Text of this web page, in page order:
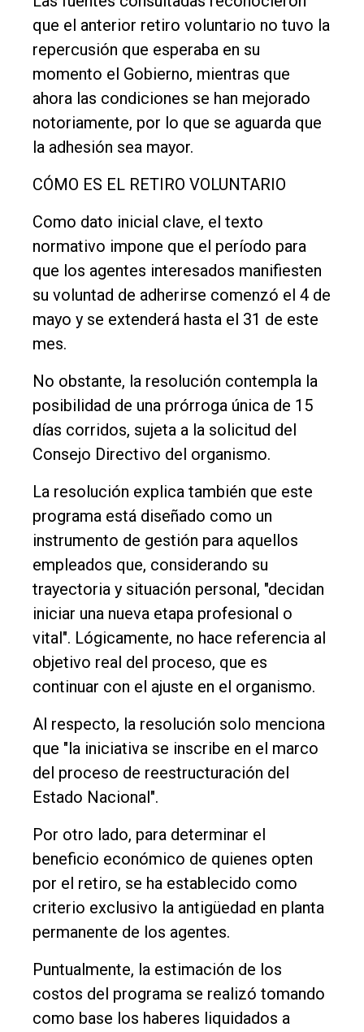
que el anterior retiro voluntario no tuvo la
repercusión que esperaba en su
momento el Gobierno, mientras que
ahora las condiciones se han mejorado
notoriamente, por lo que se aguarda que
la adhesión sea mayor.
CÓMO ES EL RETIRO VOLUNTARIO
Como dato inicial clave, el texto
normativo impone que el período para
que los agentes interesados manifiesten
su voluntad de adherirse comenzó el 4 de
mayo y se extenderá hasta el 31 de este
mes.
No obstante, la resolución contempla la
posibilidad de una prórroga única de 15
días corridos, sujeta a la solicitud del
Consejo Directivo del organismo.
La resolución explica también que este
programa está diseñado como un
instrumento de gestión para aquellos
empleados que, considerando su
trayectoria y situación personal, "decidan
iniciar una nueva etapa profesional o
vital". Lógicamente, no hace referencia al
objetivo real del proceso, que es
continuar con el ajuste en el organismo.
Al respecto, la resolución solo menciona
que "la iniciativa se inscribe en el marco
del proceso de reestructuración del
Estado Nacional".
Por otro lado, para determinar el
beneficio económico de quienes opten
por el retiro, se ha establecido como
criterio exclusivo la antigüedad en planta
permanente de los agentes.
Puntualmente, la estimación de los
costos del programa se realizó tomando
como base los haberes liquidados a